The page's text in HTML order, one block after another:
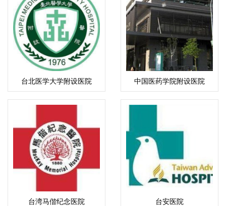
台北医学大学附设医院 中国医药学院附设医院
台湾马偕纪念医院 台安医院